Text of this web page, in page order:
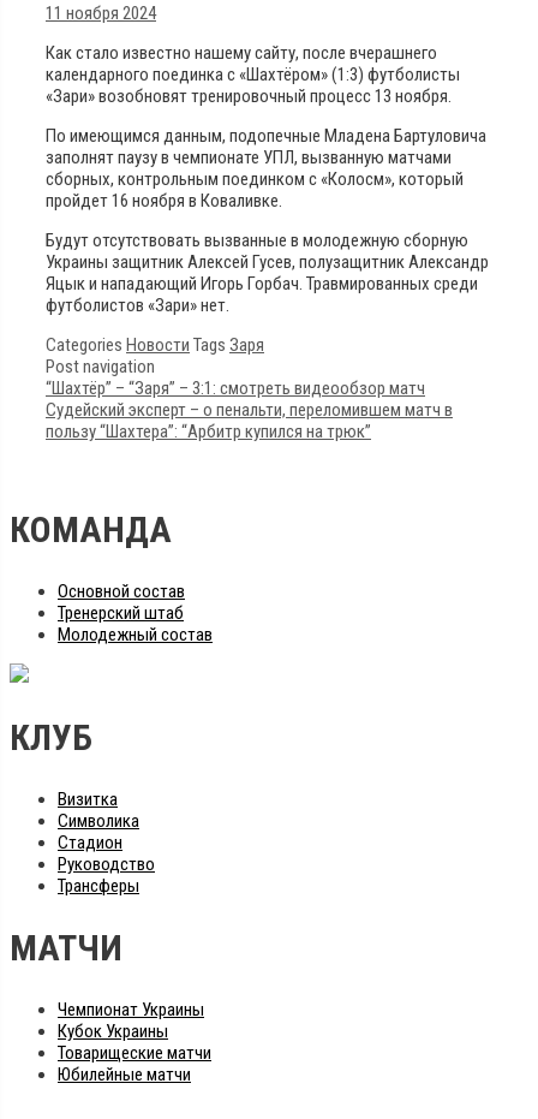
11 ноября 2024
Как стало известно нашему сайту, после вчерашнего
календарного поединка с «Шахтёром» (1:3) футболисты
«Зари» возобновят тренировочный процесс 13 ноября.
По имеющимся данным, подопечные Младена Бартуловича
заполнят паузу в чемпионате УПЛ, вызванную матчами
сборных, контрольным поединком с «Колосм», который
пройдет 16 ноября в Коваливке.
Будут отсутствовать вызванные в молодежную сборную
Украины защитник Алексей Гусев, полузащитник Александр
Яцык и нападающий Игорь Горбач. Травмированных среди
футболистов «Зари» нет.
Categories Новости Tags Заря
Post navigation
“Шахтёр” – “Заря” – 3:1: смотреть видеообзор матч
Судейский эксперт – о пенальти, переломившем матч в
пользу “Шахтера”: “Арбитр купился на трюк”
КОМАНДА
Основной состав
Тренерский штаб
Молодежный состав
КЛУБ
Визитка
Символика
Стадион
Руководство
Трансферы
МАТЧИ
Чемпионат Украины
Кубок Украины
Товарищеские матчи
Юбилейные матчи